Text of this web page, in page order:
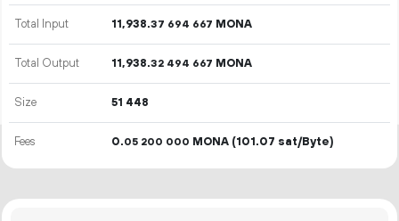
Total Input 11 938.37 694 667 MONA
Total Output 11 938.32 494 667 MONA
Size 51 448
Fees 0.05 200 000 MONA (101.07 sat/Byte)